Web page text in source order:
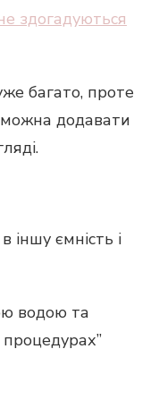
здогадуються
багато, проте
додавати
іншу ємність і
водою та